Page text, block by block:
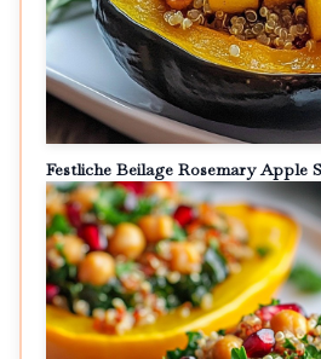
Festliche Beilage Rosemary Apple